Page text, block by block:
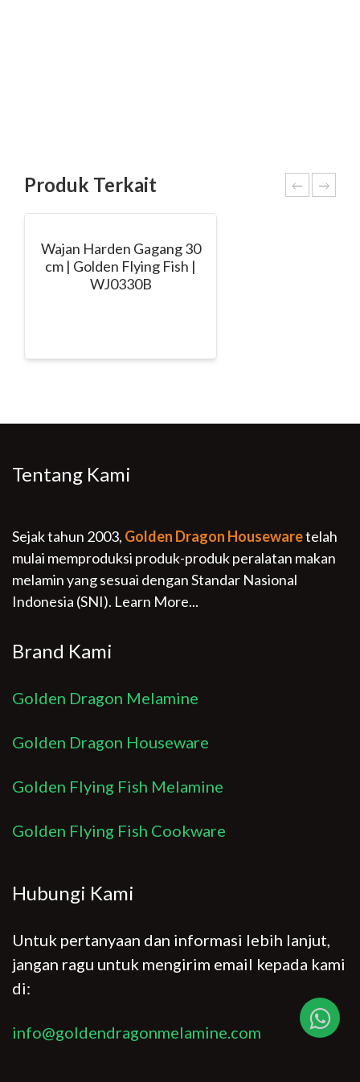
Produk Terkait
Wajan Harden Gagang 30
cm | Golden Flying Fish |
WJ0330B
Tentang Kami
Sejak tahun 2003, Golden Dragon Housewaretelah
mulai memproduksi produk-produk peralatan makan
melamin yang sesuai dengan Standar Nasional
Indonesia (SNI). Learn More...
Brand Kami
Golden Dragon Melamine
Golden Dragon Houseware
Golden Flying Fish Melamine
Golden Flying Fish Cookware
Hubungi Kami
Untuk pertanyaan dan informasi lebih lanjut,
jangan ragu untuk mengirim email kepada kami
di:
info@goldendragonmelamine.com